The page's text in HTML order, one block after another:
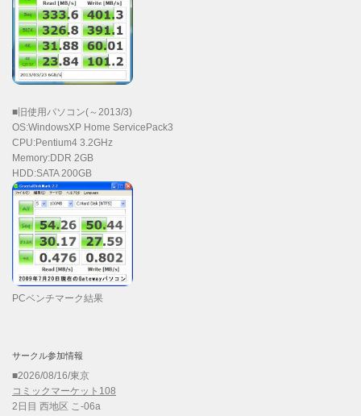
■旧使用パソコン(～2013/3)
OS:WindowsXP Home ServicePack3
CPU:Pentium4 3.2GHz
Memory:DDR 2GB
HDD:SATA 200GB
PCベンチマーク結果
サークル参加情報
■2026/08/16/東京
コミックマーケット108
2日目 西地区 こ-06a